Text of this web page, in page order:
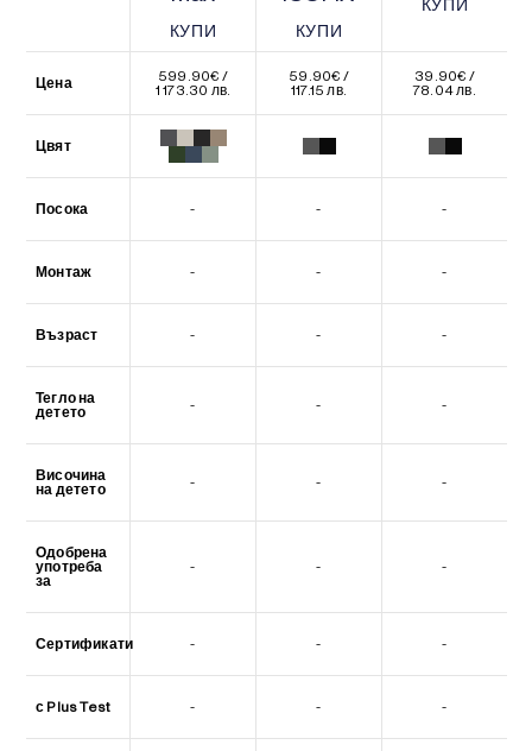
КУПИ
КУПИ
КУПИ
КУПИ
КУПИ
Цена 599.90€ /
1 173.30 лв.
59.90€ /
117.15 лв.
39.90€ /
78.04 лв.
Цвят
Посока - - -
Монтаж - - -
Възраст - - -
Тегло на
детето
- - -
Височина
на детето
- - -
Одобрена
употреба
за
- - -
Сертификати - - -
с Plus Test - - -